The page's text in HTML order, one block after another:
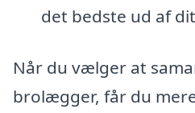
det bedste ud af
Når du vælger at
brolægger, får du